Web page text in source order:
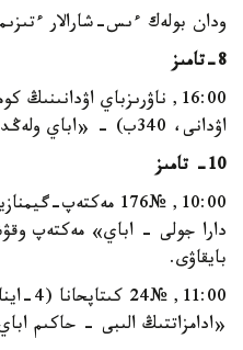
ودان بولەك ءىس-شارالار
8-تامىز
16:00, ناۋرىزباي
اۋدانى، 340ب) - «اباي ولەڭدەرى» اكۋستيكالىق كەشى.
10- تامىز
10:00, №176
دارا جولى - اباي» مەكتەپ
بايقاۋى.
«ادامزاتتىڭ الىبى - حاكىم